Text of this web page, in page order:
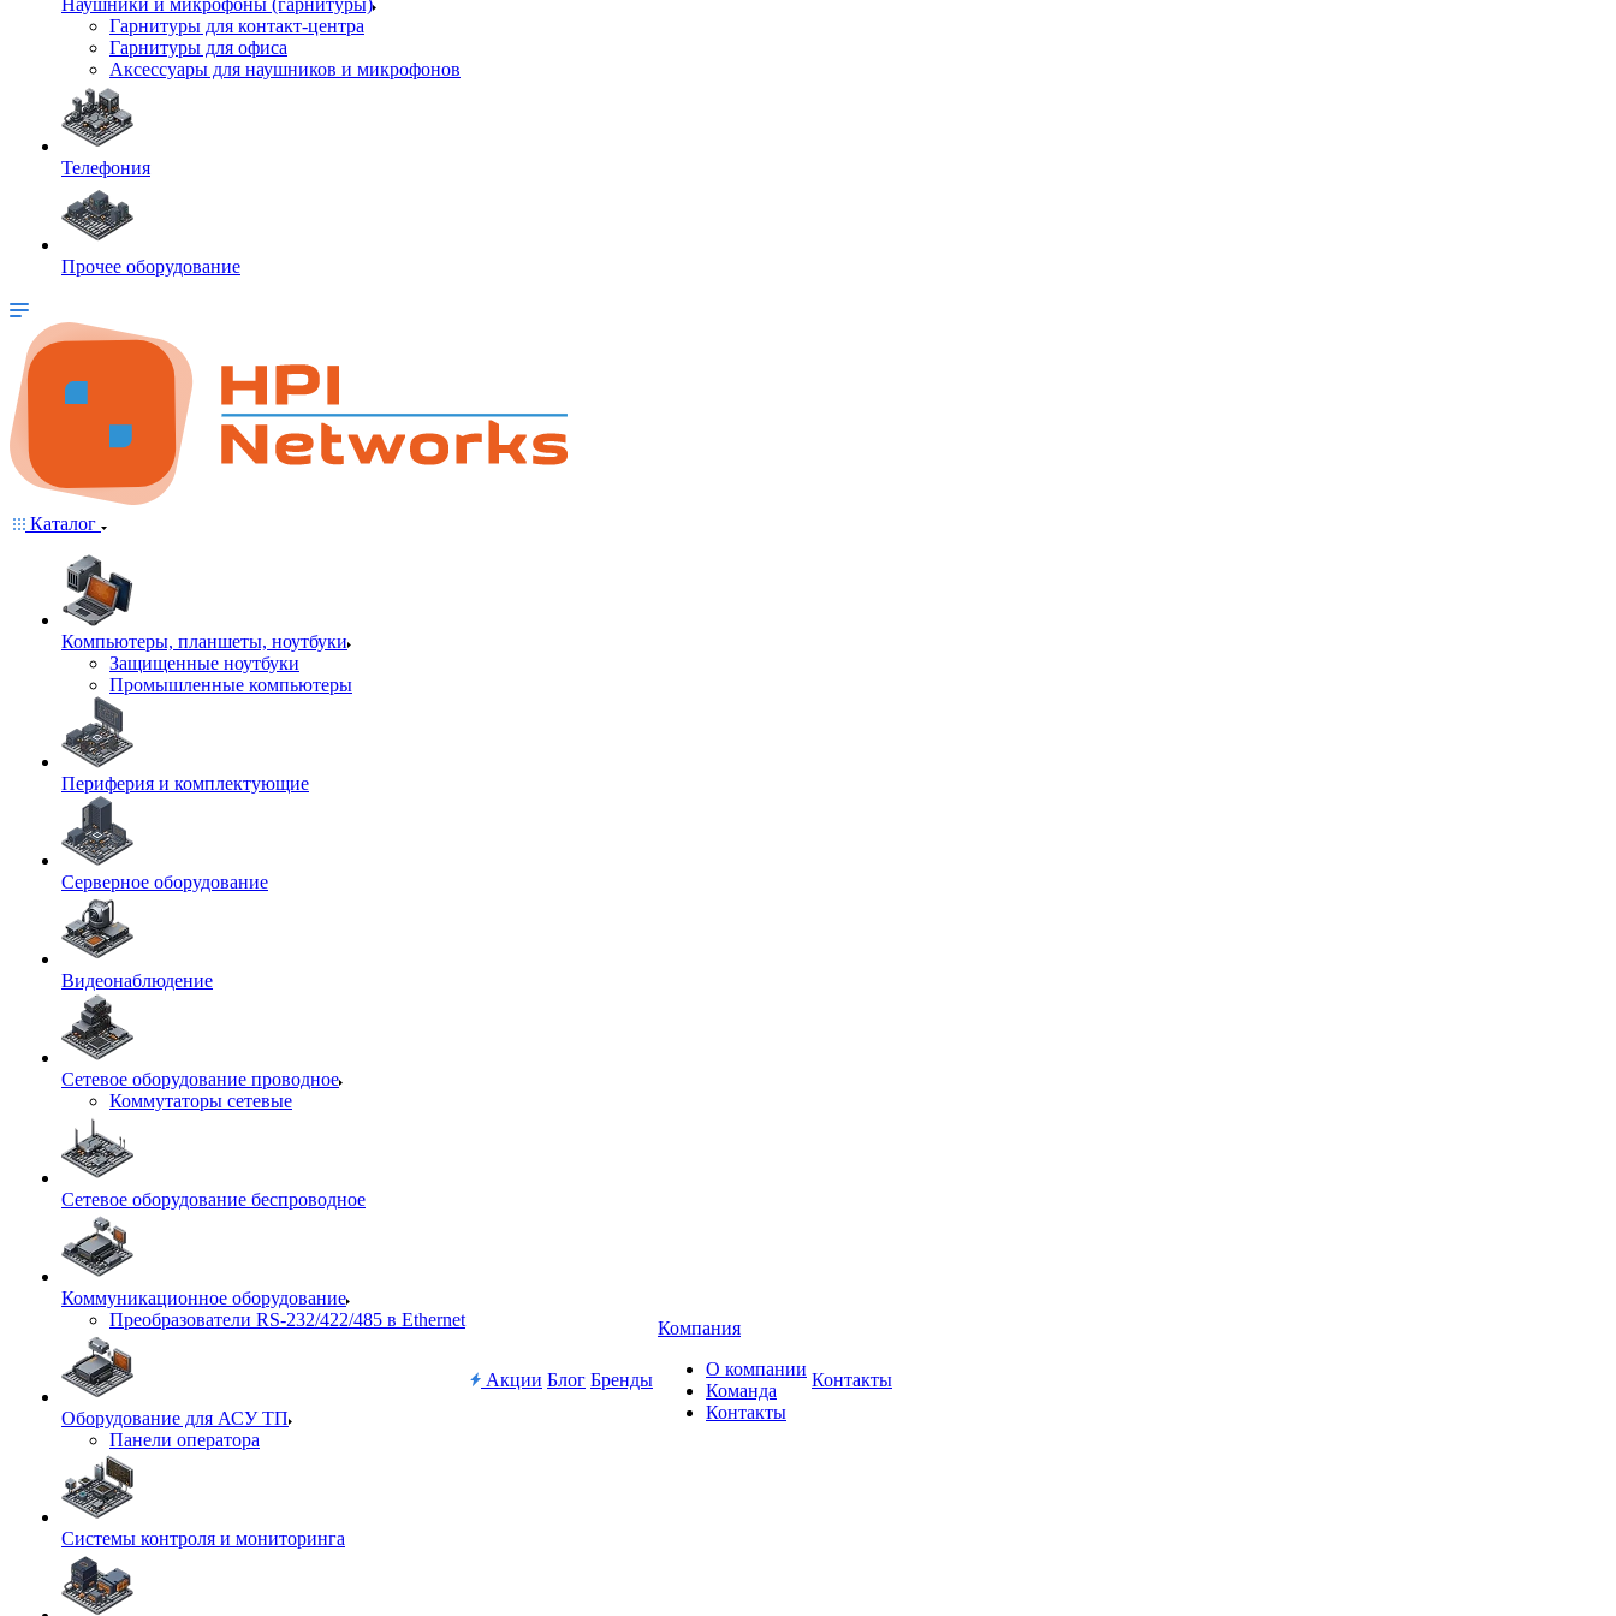
Наушники и микрофоны (гарнитуры)
Гарнитуры для контакт-центра
Гарнитуры для офиса
Аксессуары для наушников и микрофонов
Телефония
Прочее оборудование
Каталог
Компьютеры, планшеты, ноутбуки
Защищенные ноутбуки
Промышленные компьютеры
Периферия и комплектующие
Серверное оборудование
Видеонаблюдение
Сетевое оборудование проводное
Коммутаторы сетевые
Сетевое оборудование беспроводное
Коммуникационное оборудование
Преобразователи RS-232/422/485 в Ethernet
Оборудование для АСУ ТП
Панели оператора
Системы контроля и мониторинга
Акции Блог Бренды
Компания
О компании
Команда
Контакты
Контакты